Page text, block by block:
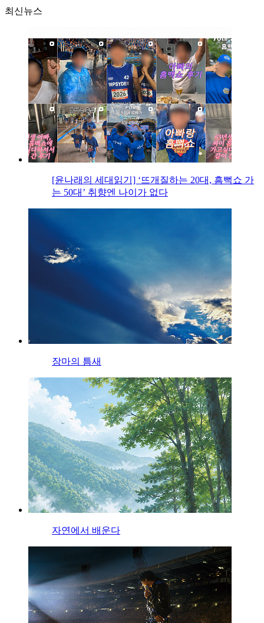
최신뉴스
[윤나래의 세대읽기] ‘뜨개질하는 20대, 흠뻑쇼 가
는 50대’ 취향엔 나이가 없다
장마의 틈새
자연에서 배운다